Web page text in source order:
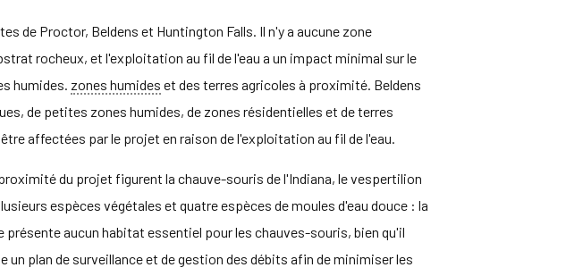
de Proctor, Beldens et Huntington Falls. Il n'y a aucune zone
rocheux, et l'exploitation au fil de l'eau a un impact minimal sur le
humides. zones humides et des terres agricoles à proximité. Beldens
de petites zones humides, de zones résidentielles et de terres
affectées par le projet en raison de l'exploitation au fil de l'eau.
du projet figurent la chauve-souris de l'Indiana, le vespertilion
espèces végétales et quatre espèces de moules d'eau douce : la
présente aucun habitat essentiel pour les chauves-souris, bien qu'il
plan de surveillance et de gestion des débits afin de minimiser les